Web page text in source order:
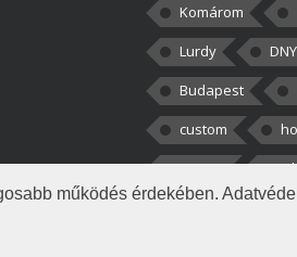
működés érdekében.
Komárom
Lurdy
DNY
Budapest
custom
v8cars